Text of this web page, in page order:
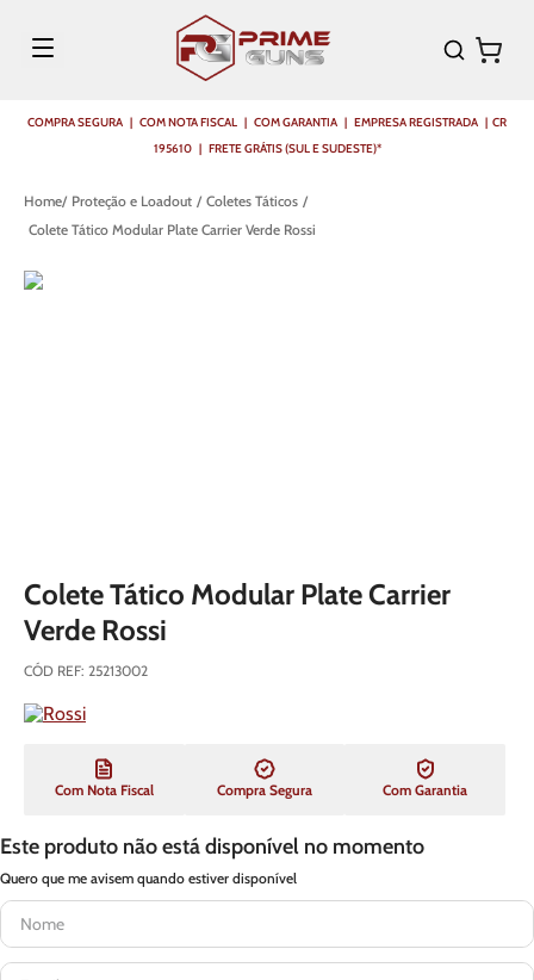
COMPRA SEGURA | COM NOTA FISCAL | COM GARANTIA | EMPRESA REGISTRADA | CR
195610 | FRETE GRÁTIS (SUL E SUDESTE)*
Proteção e Loadout
Coletes Táticos
Colete Tático Modular Plate Carrier Verde Rossi
Colete Tático Modular Plate Carrier
Verde Rossi
CÓD REF: 25213002
Com Nota Fiscal Compra Segura Com Garantia
Este produto não está disponível no momento
Quero que me avisem quando estiver disponível